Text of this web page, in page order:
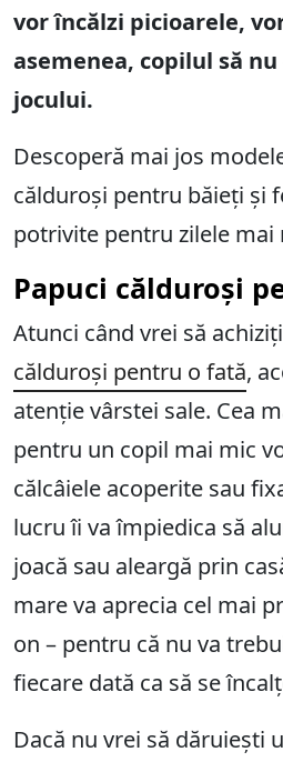
vor încălzi picioarele,
asemenea, copilul să
jocului.
Descoperă mai jos
călduroși pentru băieți și
potrivite pentru zilele mai
Papuci călduroși
Atunci când vrei să
călduroși pentru o fată,
atenție vârstei sale. Cea
pentru un copil mai mic
călcâiele acoperite sau
lucru îi va împiedica să
joacă sau aleargă prin
mare va aprecia cel mai
on – pentru că nu va
fiecare dată ca să se
Dacă nu vrei să dăruiești